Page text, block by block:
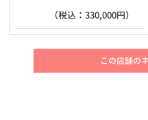
（税込：330,000円）
この店舗の